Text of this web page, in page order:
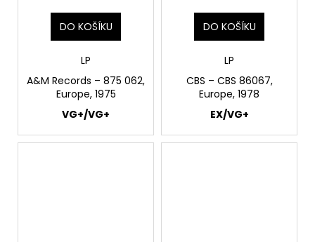
DO KOŠÍKU
LP
A&M Records – 875 062,
Europe, 1975
VG+/VG+
DO KOŠÍKU
LP
CBS – CBS 86067,
Europe, 1978
EX/VG+